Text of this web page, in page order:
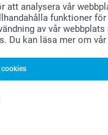
att analysera vår
funktioner
av vår
Du kan läsa mer om